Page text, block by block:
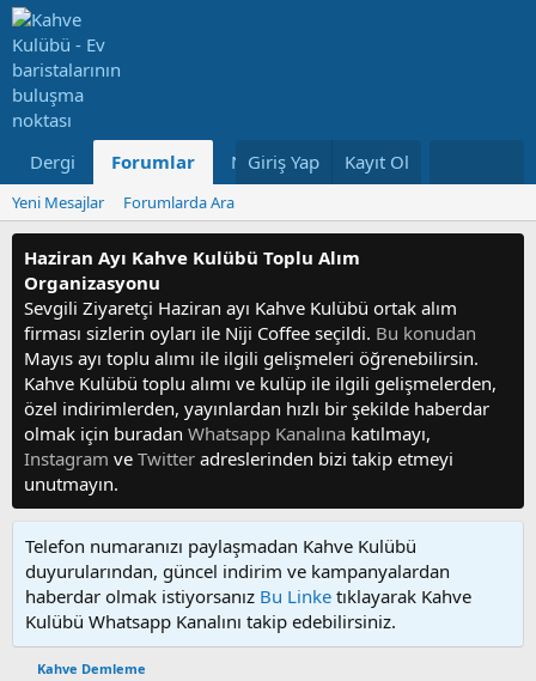
Dergi Forumlar Neler Yeni Kullanıcılar
Giriş Yap Kayıt Ol
Yeni Mesajlar Forumlarda Ara
Haziran Ayı Kahve Kulübü Toplu Alım
Organizasyonu
Sevgili Ziyaretçi Haziran ayı Kahve Kulübü ortak alım
firması sizlerin oyları ile Niji Coffee seçildi. Bu konudan
Mayıs ayı toplu alımı ile ilgili gelişmeleri öğrenebilirsin.
Kahve Kulübü toplu alımı ve kulüp ile ilgili gelişmelerden,
özel indirimlerden, yayınlardan hızlı bir şekilde haberdar
olmak için buradan Whatsapp Kanalına katılmayı,
Instagram ve Twitter adreslerinden bizi takip etmeyi
unutmayın.
Telefon numaranızı paylaşmadan Kahve Kulübü
duyurularından, güncel indirim ve kampanyalardan
haberdar olmak istiyorsanız Bu Linke tıklayarak Kahve
Kulübü Whatsapp Kanalını takip edebilirsiniz.
Kahve Demleme